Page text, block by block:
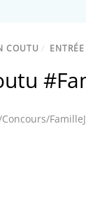
COUTU /